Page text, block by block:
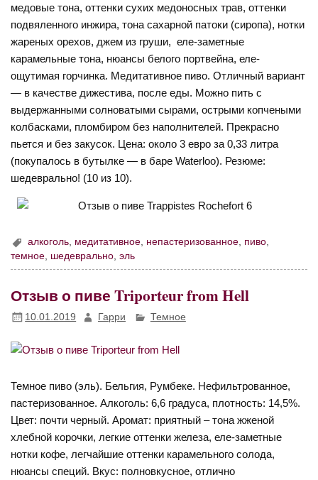
медовые тона, оттенки сухих медоносных трав, оттенки
подвяленного инжира, тона сахарной патоки (сиропа), нотки
жареных орехов, джем из груши, еле-заметные
карамельные тона, нюансы белого портвейна, еле-
ощутимая горчинка. Медитативное пиво. Отличный вариант
— в качестве дижестива, после еды. Можно пить с
выдержанными солноватыми сырами, острыми копчеными
колбасками, пломбиром без наполнителей. Прекрасно
пьется и без закусок. Цена: около 3 евро за 0,33 литра
(покупалось в бутылке — в баре Waterloo). Резюме:
шедеврально! (10 из 10).
алкоголь медитативное непастеризованное пиво
темное, шедеврально,эль
Отзыв о пиве Triporteur from Hell
10.01.2019 Гарри Темное
Темное пиво (эль). Бельгия, Румбеке. Нефильтрованное,
пастеризованное. Алкоголь: 6,6 градуса, плотность: 14,5%.
Цвет: почти черный. Аромат: приятный – тона жженой
хлебной корочки, легкие оттенки железа, еле-заметные
нотки кофе, легчайшие оттенки карамельного солода,
нюансы специй. Вкус: полновкусное, отлично